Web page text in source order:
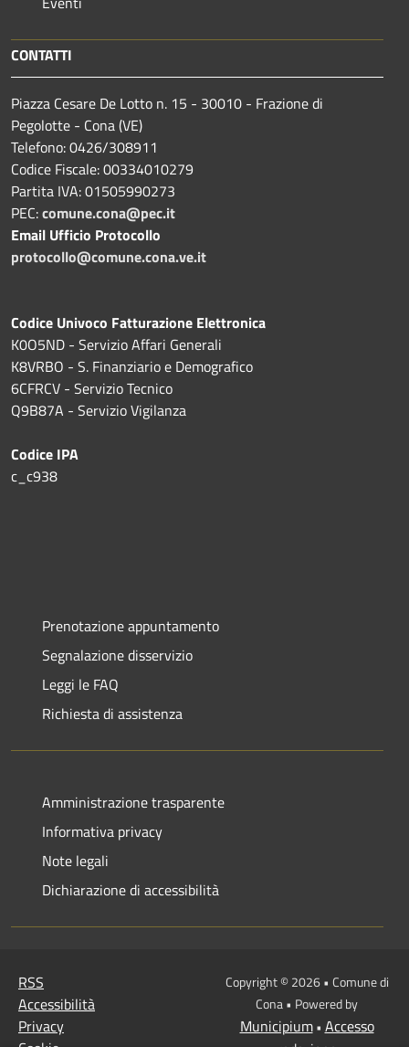
CONTATTI
Piazza Cesare De Lotto n. 15 - 30010 - Frazione di
Pegolotte - Cona (VE)
Telefono: 0426/308911
Codice Fiscale: 00334010279
Partita IVA: 01505990273
PEC:comune.cona@pec.it
Email Ufficio Protocollo
protocollo@comune.cona.ve.it
Codice Univoco Fatturazione Elettronica
K0O5ND - Servizio Affari Generali
K8VRBO - S. Finanziario e Demografico
6CFRCV - Servizio Tecnico
Q9B87A - Servizio Vigilanza
Codice IPA
c_c938
Prenotazione appuntamento
Segnalazione disservizio
Leggi le FAQ
Richiesta di assistenza
Amministrazione trasparente
Informativa privacy
Note legali
Dichiarazione di accessibilità
RSS
Accessibilità
Privacy
Copyright © 2026 • Comune di
Cona • Powered by
Municipium• Accesso